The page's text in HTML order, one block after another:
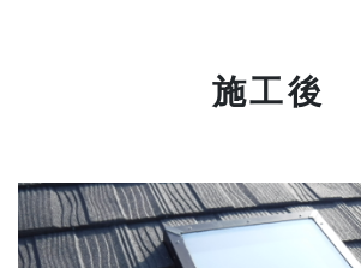
施工後